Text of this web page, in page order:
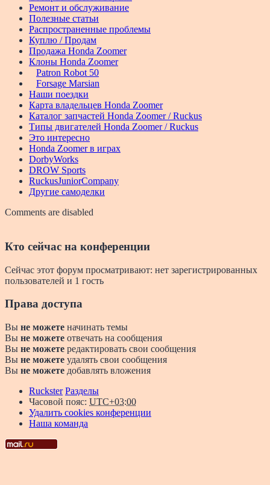
Ремонт и обслуживание
Полезные статьи
Распространенные проблемы
Куплю / Продам
Продажа Honda Zoomer
Клоны Honda Zoomer
Patron Robot 50
Forsage Marsian
Наши поездки
Карта владельцев Honda Zoomer
Каталог запчастей Honda Zoomer / Ruckus
Типы двигателей Honda Zoomer / Ruckus
Это интересно
Honda Zoomer в играх
DorbyWorks
DROW Sports
RuckusJuniorCompany
Другие самоделки
Comments are disabled
Кто сейчас на конференции
Сейчас этот форум просматривают: нет зарегистрированных
пользователей и 1 гость
Права доступа
Вы не можете начинать темы
Вы не можете отвечать на сообщения
Вы не можете редактировать свои сообщения
Вы не можете удалять свои сообщения
Вы не можете добавлять вложения
Ruckster Разделы
Часовой пояс: UTC+03:00
Удалить cookies конференции
Наша команда